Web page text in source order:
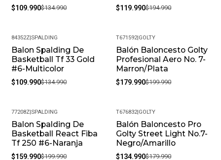
$109.990$134.990 $119.990$194.990
-19%
84352Z|SPALDING
Balon Spalding De
Basketball Tf 33 Gold
#6-Multicolor
$109.990$134.990
-10%
T671592|GOLTY
Balón Baloncesto Golty
Profesional Aero No. 7-
Marron/Plata
$179.990$199.990
-20%
77208Z|SPALDING
Balon Spalding De
Basketball React Fiba
Tf 250 #6-Naranja
$159.990$199.990
-25%
T676832|GOLTY
Balón Baloncesto Pro
Golty Street Light No.7-
Negro/Amarillo
$134.990$179.990